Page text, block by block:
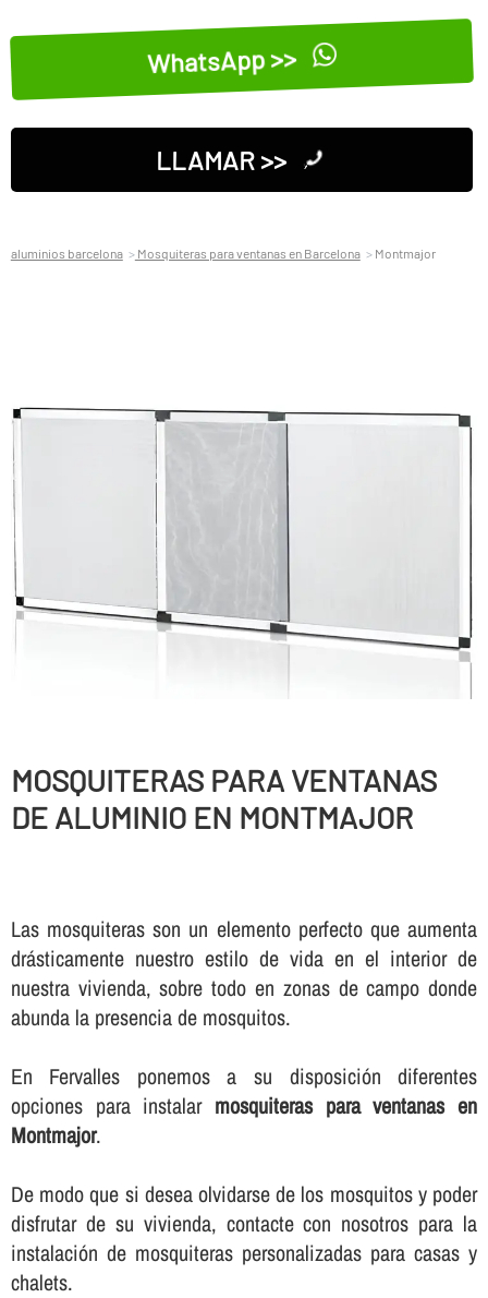
WhatsApp >>
LLAMAR >>
aluminios barcelona Mosquiteras para ventanas en Barcelona Montmajor
MOSQUITERAS PARA VENTANAS
DE ALUMINIO EN MONTMAJOR
Las mosquiteras son un elemento perfecto que aumenta
drásticamente nuestro estilo de vida en el interior de
nuestra vivienda, sobre todo en zonas de campo donde
abunda la presencia de mosquitos.
En Fervalles ponemos a su disposición diferentes
opciones para instalar mosquiteras para ventanas en
Montmajor.
De modo que si desea olvidarse de los mosquitos y poder
disfrutar de su vivienda, contacte con nosotros para la
instalación de mosquiteras personalizadas para casas y
chalets.